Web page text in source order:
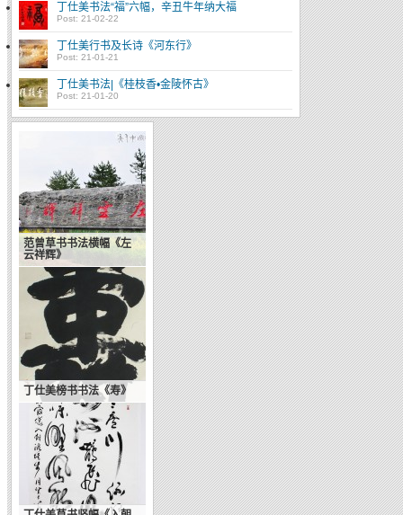
丁仕美书法“福”六幅，辛丑牛年纳大福
Post: 21-02-22
丁仕美行书及长诗《河东行》
Post: 21-01-21
丁仕美书法|《桂枝香•金陵怀古》
Post: 21-01-20
今天下午网站系统升级
文化大国( 转载自韩寒博
客)
范曾草书书法横幅《左
云祥辉》
丁仕美榜书书法《寿》